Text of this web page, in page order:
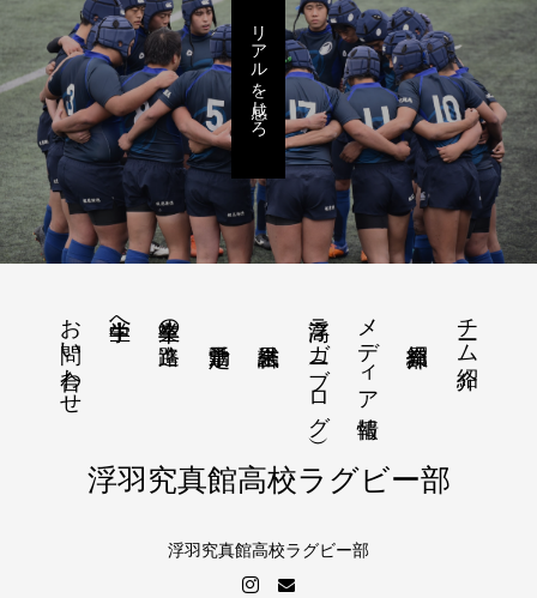
リアルを感じろ
チーム紹介
メディア情報
浮高ラガー（ブログ）
卒業生の進路
中学生へ
お問い合わせ
浮羽究真館高校ラグビー部
浮羽究真館高校ラグビー部